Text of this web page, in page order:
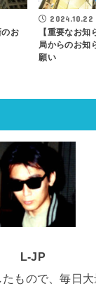
のお
2024.10.22
【重要なお
局からのお知
願い
L-JP
もので、毎日